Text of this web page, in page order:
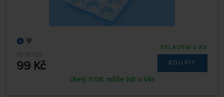
79787125
99 Kč
SKLADEM 5 KS
KOUPIT
Úterý 11.08. může být u Vás